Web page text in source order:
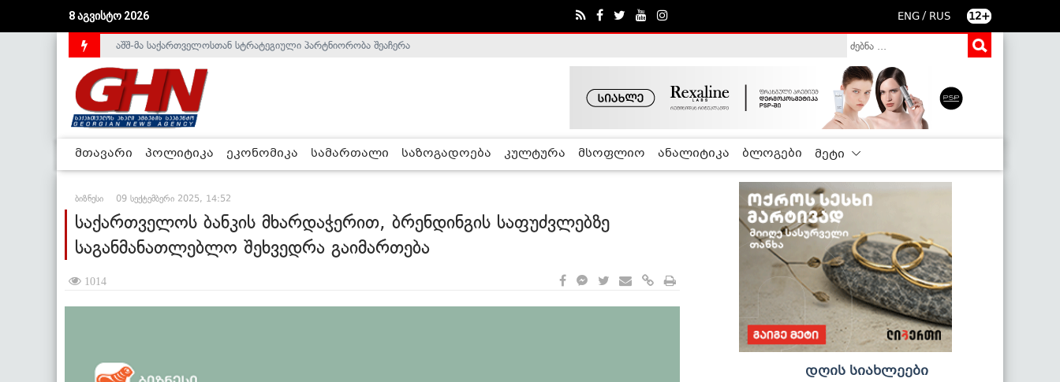
8 აგვისტო 2026 ENG / RUS 12+
საქართველოს დე-ფაქტო მთავრობა არალეგიტიმურია - ჰელსინკის კომისია
აშშ-მა საქართველოსთან სტრატეგიული პარტნიორობა შეაჩერა
მთავარი პოლიტიკა ეკონომიკა სამართალი საზოგადოება კულტურა მსოფლიო ანალიტიკა ბლოგები მეტი
ბიზნესი 09 სექტემბერი 2025, 14:52
საქართველოს ბანკის მხარდაჭერით, ბრენდინგის საფუძვლებზე
საგანმანათლებლო შეხვედრა გაიმართება
1014
დღის სიახლეები